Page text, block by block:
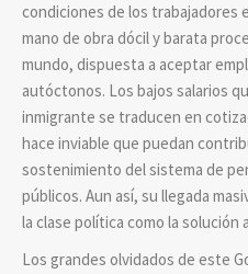
condiciones de los trabajadores
mano de obra dócil y barata
mundo, dispuesta a aceptar
autóctonos. Los bajos salarios
inmigrante se traducen en
hace inviable que puedan
sostenimiento del sistema de
públicos. Aun así, su llegada
la clase política como la solución
Los grandes olvidados de este